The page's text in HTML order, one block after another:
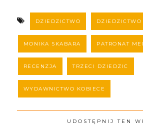
DZIEDZICTWO DZIEDZICTWO
MONIKA SKABARA PATRONAT
RECENZJA TRZECI DZIEDZIC
WYDAWNICTWO KOBIECE
UDOSTĘPNIJ TEN